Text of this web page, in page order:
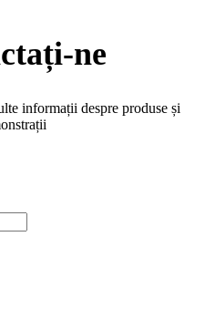
ne
informații despre produse și